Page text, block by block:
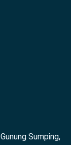
Sumping,